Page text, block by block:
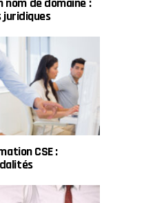
de domaine :
juridiques
CSE :